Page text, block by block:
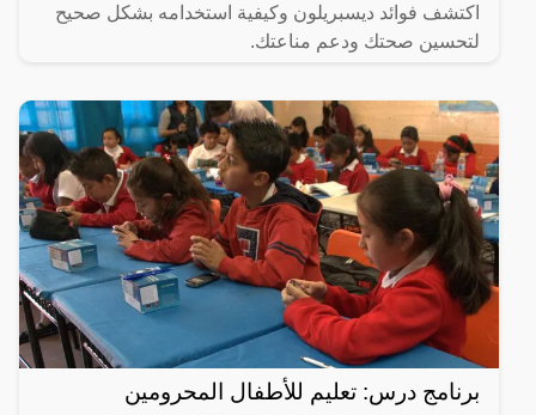
اكتشف فوائد ديسبريلون وكيفية استخدامه بشكل صحيح
لتحسين صحتك ودعم مناعتك.
برنامج درس: تعليم للأطفال المحرومين